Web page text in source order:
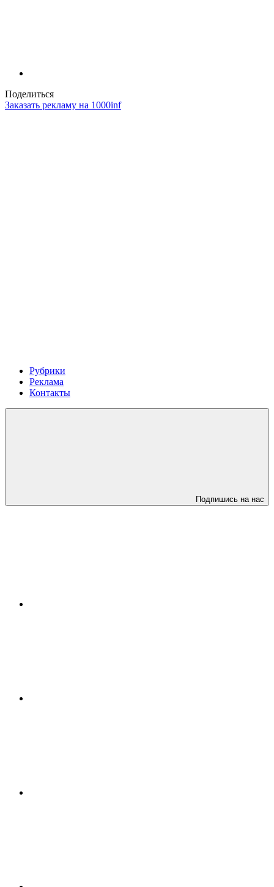
Поделиться
Заказать рекламу на 1000inf
Рубрики
Реклама
Контакты
Подпишись на нас